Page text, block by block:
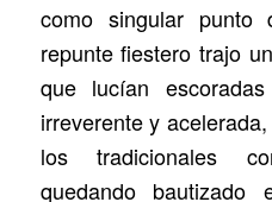
como singular punto
repunte fiestero trajo
que lucían
irreverente y
los tradicionales
quedando